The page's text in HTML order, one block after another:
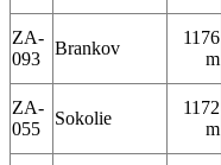
ZA-
093
Brankov
1176
m
ZA-
055
Sokolie
1172
m